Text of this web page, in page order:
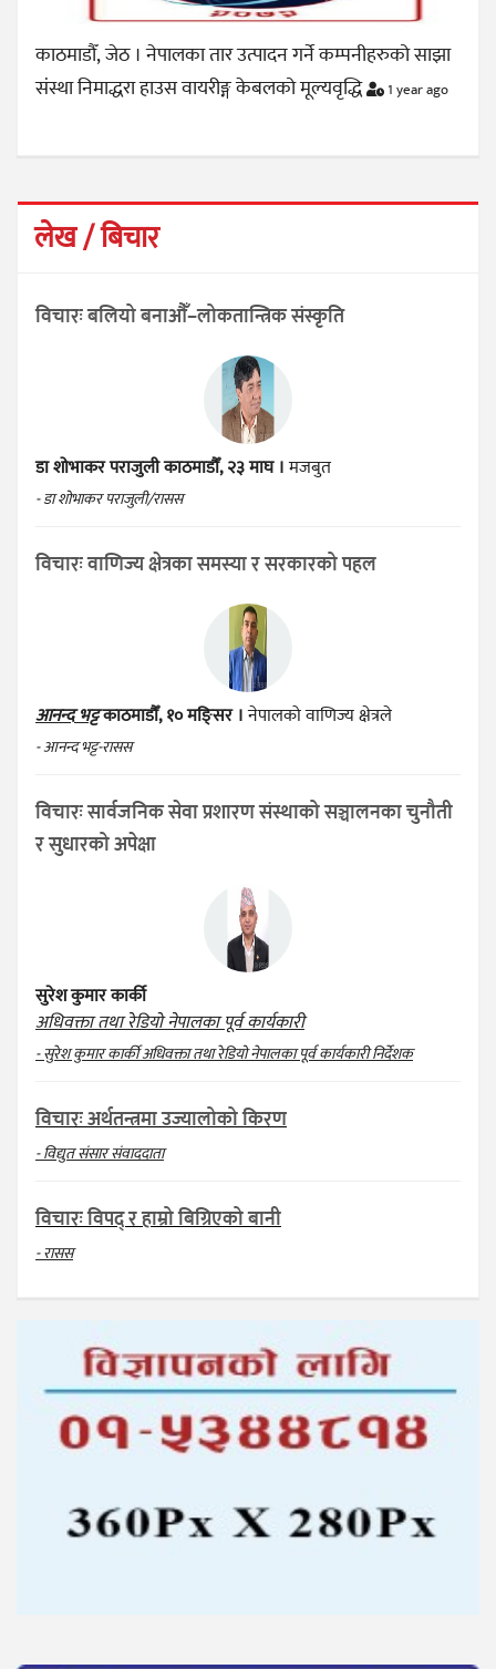
काठमाडौँ, जेठ । नेपालका तार उत्पादन गर्ने कम्पनीहरुको साझा
संस्था निमाद्धरा हाउस वायरीङ्ग केबलको मूल्यवृद्धि
1 year ago
लेख / बिचार
विचारः बलियो बनाऔँ–लोकतान्त्रिक संस्कृति
डा शोभाकर पराजुलीकाठमाडौँ, २३ माघ ।मजबुत
- डा शोभाकर पराजुली/रासस
विचारः वाणिज्य क्षेत्रका समस्या र सरकारको पहल
आनन्द भट्टकाठमाडौँ, १० मङ्सिर ।नेपालको वाणिज्य क्षेत्रले
- आनन्द भट्ट-रासस
विचारः सार्वजनिक सेवा प्रशारण संस्थाको सञ्चालनका चुनौती
र सुधारको अपेक्षा
सुरेश कुमार कार्की
अधिवक्ता तथा रेडियो नेपालका पूर्व कार्यकारी
- सुरेश कुमार कार्की अधिवक्ता तथा रेडियो नेपालका पूर्व कार्यकारी निर्देशक
विचारः अर्थतन्त्रमा उज्यालोको किरण
- विद्युत संसार संवाददाता
विचारः विपद् र हाम्रो बिग्रिएको बानी
- रासस